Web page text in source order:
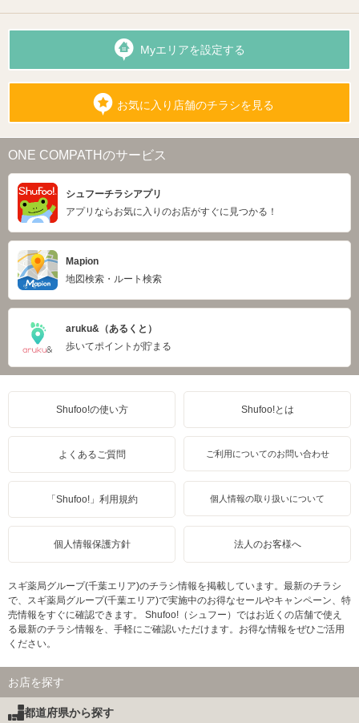
Myエリアを設定する
お気に入り店舗のチラシを見る
ONE COMPATHのサービス
シュフーチラシアプリ
アプリならお気に入りのお店がすぐに見つかる！
Mapion
地図検索・ルート検索
aruku&（あるくと）
歩いてポイントが貯まる
Shufoo!の使い方 Shufoo!とは
よくあるご質問 ご利用についてのお問い合わせ
「Shufoo!」利用規約 個人情報の取り扱いについて
個人情報保護方針 法人のお客様へ
スギ薬局グループ(千葉エリア)のチラシ情報を掲載しています。最新のチラシ
で、スギ薬局グループ(千葉エリア)で実施中のお得なセールやキャンペーン、特
売情報をすぐに確認できます。 Shufoo!（シュフー）ではお近くの店舗で使え
る最新のチラシ情報を、手軽にご確認いただけます。お得な情報をぜひご活用
ください。
お店を探す
都道府県から探す